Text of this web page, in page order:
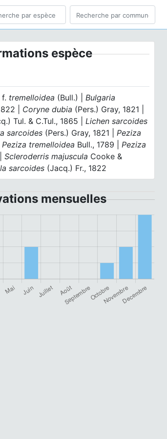
espèce
f. tremelloidea (Bull.) |Bulgaria
| Coryne dubia (Pers.) Gray, 1821 |
Tul. & C.Tul., 1865 |Lichen sarcoides
sarcoides (Pers.) Gray, 1821 |Peziza
Peziza tremelloidea Bull., 1789 |Peziza
|Scleroderris majuscula Cooke &
sarcoides (Jacq.) Fr., 1822
mensuelles